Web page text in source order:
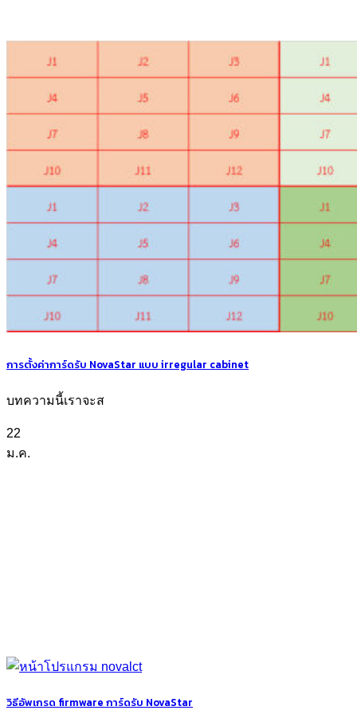
การตั้งค่าการ์ดรับ NovaStar แบบ irregular cabinet
บทความนี้เราจะส
22
ม.ค.
วิธีอัพเกรด firmware การ์ดรับ NovaStar